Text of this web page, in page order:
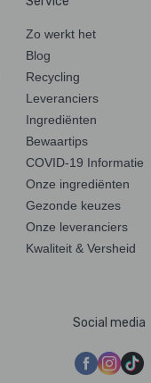
Zo werkt het
Blog
Recycling
Leveranciers
Ingrediënten
Bewaartips
COVID-19 Informatie
Onze ingrediënten
Gezonde keuzes
Onze leveranciers
Kwaliteit & Versheid
Social media